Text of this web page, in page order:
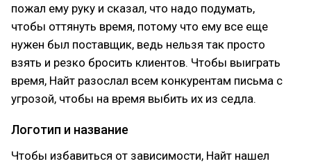
пожал ему руку и сказал, что надо подумать,
чтобы оттянуть время, потому что ему все еще
нужен был поставщик, ведь нельзя так просто
взять и резко бросить клиентов. Чтобы выиграть
время, Найт разослал всем конкурентам письма с
угрозой, чтобы на время выбить их из седла.
Логотип и название
Чтобы избавиться от зависимости, Найт нашел